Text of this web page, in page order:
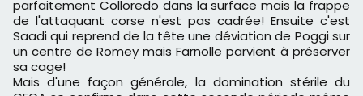
parfaitement Colloredo dans la surface mais la frappe
de l'attaquant corse n'est pas cadrée! Ensuite c'est
Saadi qui reprend de la tête une déviation de Poggi sur
un centre de Romey mais Farnolle parvient à préserver
sa cage!
Mais d'une façon générale, la domination stérile du